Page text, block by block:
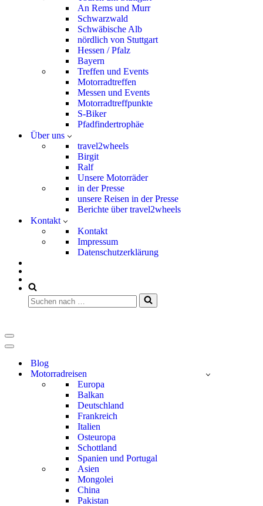
An Rems und Murr
Schwarzwald
Schwäbische Alb
nördlich von Stuttgart
Hessen / Pfalz
Bayern
Treffen und Events
Motorradtreffen
Messen und Events
Motorradtreffpunkte
S-Biker
Pfadfindertrophäe
Über uns
travel2wheels
Birgit
Ralf
Unsere Motorräder
in der Presse
unsere Reisen in der Presse
Berichte über travel2wheels
Kontakt
Kontakt
Impressum
Datenschutzerklärung
Suchen
nach …
Navigationsmenü
Navigationsmenü
Blog
Motorradreisen
Europa
Balkan
Deutschland
Frankreich
Italien
Osteuropa
Schottland
Spanien und Portugal
Asien
Mongolei
China
Pakistan